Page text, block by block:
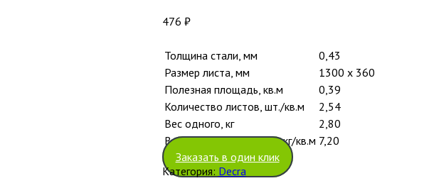
476 ₽
Толщина стали, мм
0,43
Размер листа, мм
1300 x 360
Полезная площадь, кв.м
0,39
Количество листов, шт./кв.м
2,54
Вес одного, кг
2,80
Вес готового покрытия, кг/кв.м 7,20
Заказать в один клик
Категория: Decra